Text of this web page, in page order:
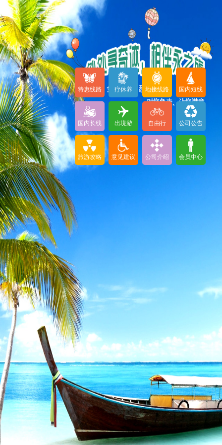
特惠线路 疗休养 地接线路 国内短线
国内长线 出境游 自由行 公司公告
旅游攻略 意见建议 公司介绍 会员中心